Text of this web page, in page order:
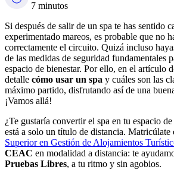
7 minutos
Si después de salir de un spa te has sentido
experimentado mareos, es probable que no
correctamente el circuito. Quizá incluso
de las medidas de seguridad fundamentales
espacio de bienestar. Por ello, en el artículo
detalle cómo usar un spa y cuáles son las
máximo partido, disfrutando así de una
¡Vamos allá!
¿Te gustaría convertir el spa en tu espacio
está a solo un título de distancia. Matricúlate
Superior en Gestión de Alojamientos
CEAC en modalidad a distancia: te
Pruebas Libres, a tu ritmo y sin agobios.